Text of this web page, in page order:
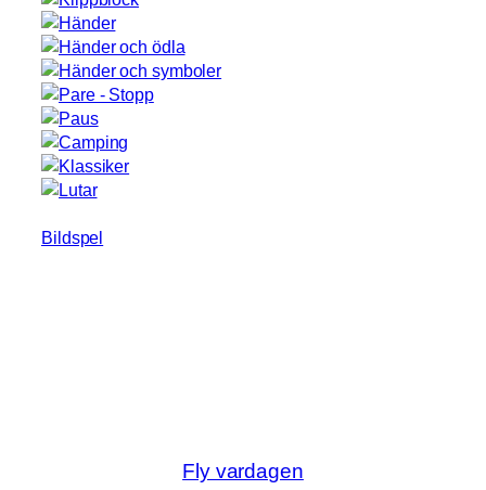
Bildspel
Fly vardagen